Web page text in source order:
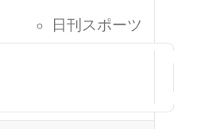
日刊スポーツ